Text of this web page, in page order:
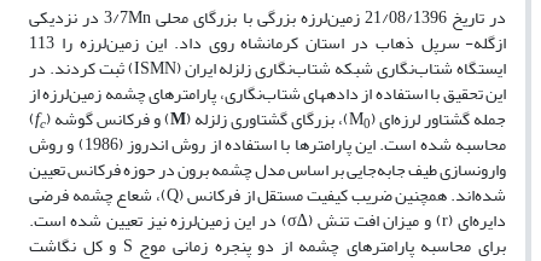
در تاریخ 21/08/1396 زمین‌لرزه بزرگی با بزرگای محلی 3/7Mn در نزدیکی
ازگله- سرپل ذهاب در استان کرمانشاه روی داد. این زمین‌لرزه را 113
ایستگاه شتاب‌نگاری شبکه شتاب‌نگاری زلزله ایران (ISMN) ثبت کردند. در
این تحقیق با استفاده از داده­های شتاب‌نگاری، پارامترهای چشمه زمین‌لرزه از
جمله گشتاور لرزه‌ای (M0 )، بزرگای گشتاوری زلزله (M) و فرکانس گوشه ( fc
)
محاسبه شده است. این پارامترها با استفاده از روش اندروز (1986) و روش
وارون­سازی طیف جابه‌جایی بر اساس مدل چشمه برون در حوزه فرکانس تعیین
شده‌اند. همچنین ضریب کیفیت مستقل از فرکانس (Q)، شعاع چشمه فرضی
دایره‌ای (r) و میزان افت تنش (∆σ) در این زمین‌لرزه نیز تعیین شده است.
برای محاسبه پارامترهای چشمه از دو پنجره زمانی موج S و کل نگاشت